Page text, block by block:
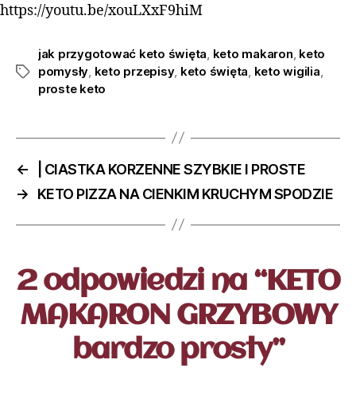
https://youtu.be/xouLXxF9hiM
jak przygotować keto święta keto makaron keto
pomysły keto przepisy, keto święta keto wigilia
proste keto
←
| CIASTKA KORZENNE SZYBKIE I PROSTE
→
KETO PIZZA NA CIENKIM KRUCHYM SPODZIE
2 odpowiedzi na “KETO
MAKARON GRZYBOWY
bardzo prosty”